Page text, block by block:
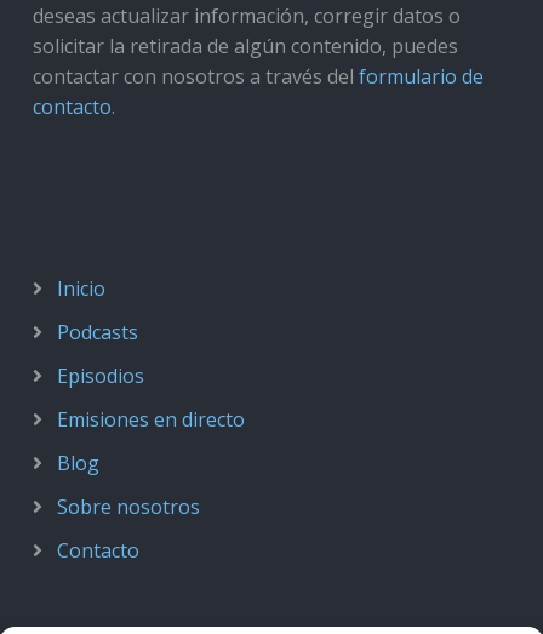
deseas actualizar información, corregir datos o
solicitar la retirada de algún contenido, puedes
contactar con nosotros a través del formulario de
contacto.
Inicio
Podcasts
Episodios
Emisiones en directo
Blog
Sobre nosotros
Contacto